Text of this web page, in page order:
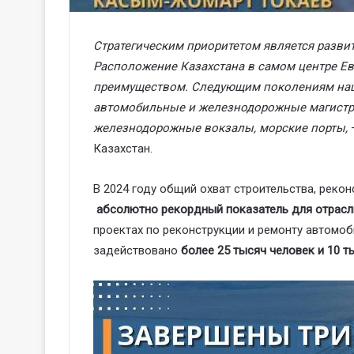
Стратегическим приоритетом является
Расположение Казахстана в самом центре
преимуществом. Следующим поколениям
автомобильные и железнодорожные
железнодорожные вокзалы, морские порты,
Казахстан.
В 2024 году общий охват строительства,
абсолютно рекордный показатель для
проектах по реконструкции и ремонту
задействовано более 25 тысяч человек и 10